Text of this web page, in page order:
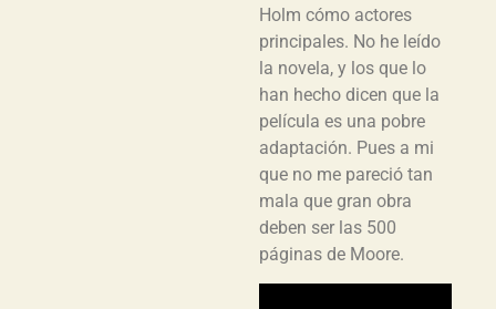
Holm cómo actores
principales. No he leído
la novela, y los que lo
han hecho dicen que la
película es una pobre
adaptación. Pues a mi
que no me pareció tan
mala que gran obra
deben ser las 500
páginas de Moore.